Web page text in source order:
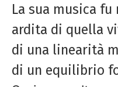
La sua musica
ardita di quella
di una linearità
di un equilibrio